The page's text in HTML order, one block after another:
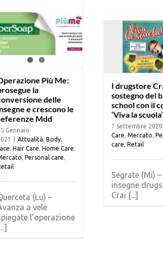
Operazione Più Me:
prosegue la
conversione delle
le referenze Mdd
Più Me:
la
delle
e crescono le
Mdd
Gennaio
Attualità Body,
Hair Care Home Care
Personal care
(Lu) –
a vele
l’operazione
I drugstore Crai a
sostegno del back
to school con il
concorso ‘Viva la
scuola’
I drugstore
sostegno del
school con il
‘Viva la scuola’
7 Settembre 2020
Care, Mercato,
care, Retail
Segrate (Mi) –
insegne
Crai [...]